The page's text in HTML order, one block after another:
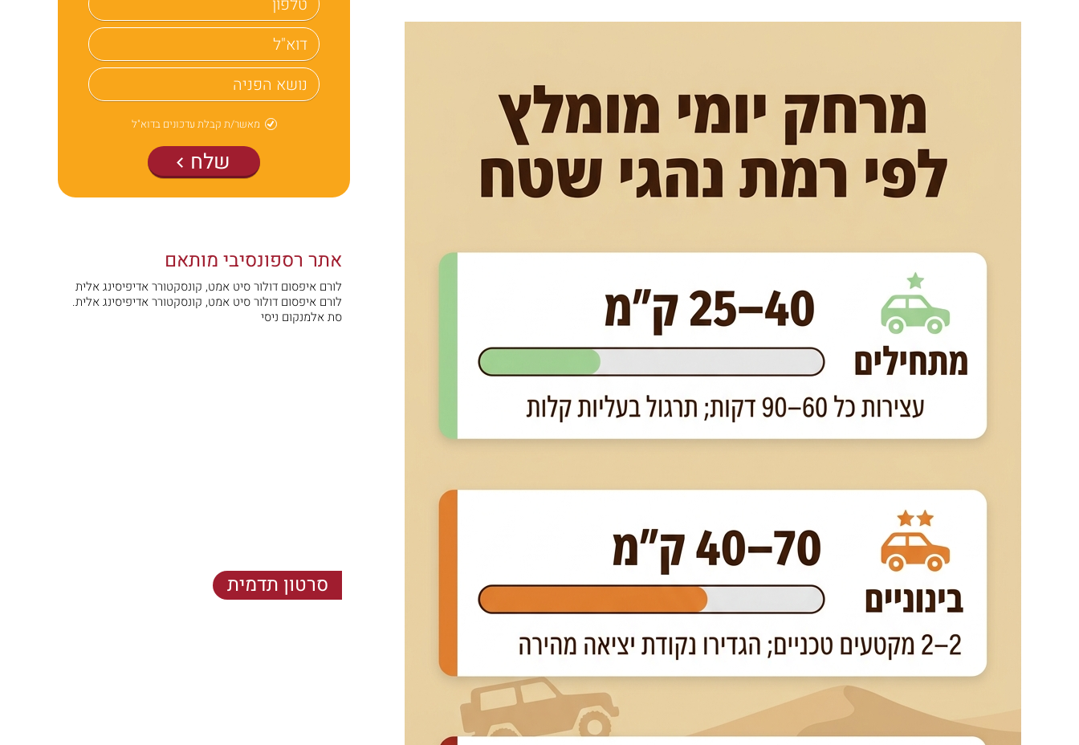
מאשר/ת קבלת עדכונים בדוא"ל
שלח
אתר רספונסיבי מותאם
לורם איפסום דולור סיט אמט, קונסקטורר אדיפיסינג אלית
לורם איפסום דולור סיט אמט, קונסקטורר אדיפיסינג אלית.
סת אלמנקום ניסי
סרטון תדמית